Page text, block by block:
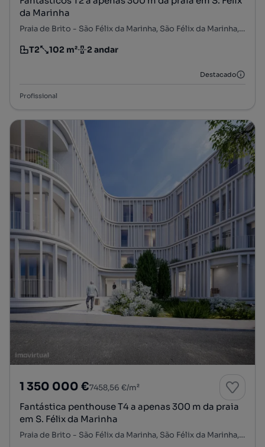
da Marinha
Praia de Brito - São Félix da Marinha, São Félix da Marinha, Vila Nova de Gaia, Porto
Tipologia
T2
Preço por metro quadrado
102 m²
Andar 2 andar
Destacado
Profissional
1 350 000 €7458,56 €/m²
Fantástica penthouse T4 a apenas 300 m da praia
em S. Félix da Marinha
Praia de Brito - São Félix da Marinha, São Félix da Marinha, Vila Nova de Gaia, Porto